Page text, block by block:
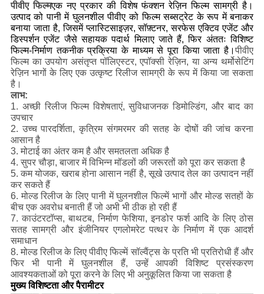
पीवीए फिल्मएक नए प्रकार की विशेष फंक्शन रेज़िन फिल्म सामग्री है।
उत्पाद को पानी में घुलनशील पीवीए को फिल्म सब्सट्रेट के रूप में बनाकर
बनाया जाता है, जिसमें प्लास्टिसाइज़र, सॉफ़्टनर, सरफेस एक्टिव एजेंट और
डिस्पर्शन एजेंट जैसे सहायक पदार्थ मिलाए जाते हैं, फिर अंततः विशिष्ट
फिल्म-निर्माण तकनीक प्रक्रिया के माध्यम से पूरा किया जाता है।पीवीए
फिल्म का उपयोग असंतृप्त पॉलिएस्टर, एपॉक्सी रेज़िन, या अन्य थर्मोसेटिंग
रेज़िन भागों के लिए एक उत्कृष्ट रिलीज सामग्री के रूप में किया जा सकता
है।
लाभ:
1. अच्छी रिलीज फिल्म विशेषताएं, सुविधाजनक डिमोल्डिंग, और बाद का
उपचार
2. उच्च पारदर्शिता, कृत्रिम संगमरमर की सतह के दोषों की जांच करना
आसान है
3. मोटाई का अंतर कम है और समतलता अधिक है
4. सुपर चौड़ा, बाजार में विभिन्न मॉडलों की जरूरतों को पूरा कर सकता है
5. कम योजक, खराब होना आसान नहीं है, सूखे उत्पाद तेल का उत्पादन नहीं
कर सकते हैं
6. मोल्ड रिलीज के लिए पानी में घुलनशील फिल्में भागों और मोल्ड सतहों के
बीच एक अवरोध बनाती हैं जो अभी भी ठीक हो रही हैं
7. काउंटरटॉप्स, बाथटब, निर्माण फेशिया, इनडोर फर्श आदि के लिए ठोस
सतह सामग्री और इंजीनियर एगलोमरेट पत्थर के निर्माण में एक आदर्श
समाधान
8. मोल्ड रिलीज के लिए पीवीए फिल्में सॉल्वैंट्स के प्रति भी प्रतिरोधी हैं और
फिर भी पानी में घुलनशील हैं, उन्हें आपकी विशिष्ट प्रसंस्करण
आवश्यकताओं को पूरा करने के लिए भी अनुकूलित किया जा सकता है
मुख्य विशिष्टता और पैरामीटर